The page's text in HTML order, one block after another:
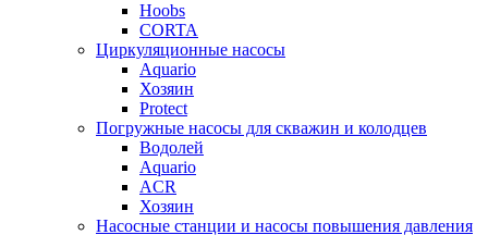
Hoobs
CORTA
Циркуляционные насосы
Aquario
Хозяин
Protect
Погружные насосы для скважин и колодцев
Водолей
Aquario
ACR
Хозяин
Насосные станции и насосы повышения давления